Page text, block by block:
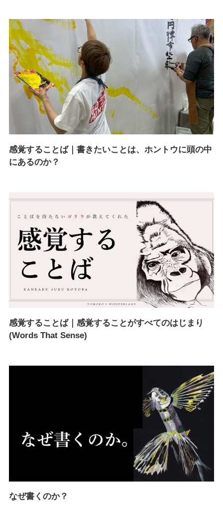
感覚することば｜書きたいことは、ホントウに頭の中
にあるのか？
感覚することば｜感覚することがすべてのはじまり
(Words That Sense)
なぜ書くのか？